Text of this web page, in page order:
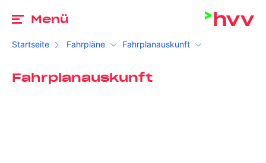
Menü
Startseite Fahrpläne Fahrplanauskunft
Fahrplanauskunft